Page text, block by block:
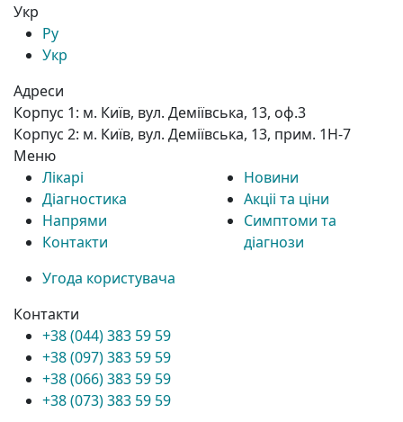
Укр
Ру
Укр
Адреси
Корпус 1: м. Київ, вул. Деміївська, 13, оф.3
Корпус 2: м. Київ, вул. Деміївська, 13, прим. 1Н-7
Меню
Лікарі
Діагностика
Напрями
Контакти
Новини
Акціі та ціни
Симптоми та
діагнози
Угода користувача
Контакти
+38 (044) 383 59 59
+38 (097) 383 59 59
+38 (066) 383 59 59
+38 (073) 383 59 59